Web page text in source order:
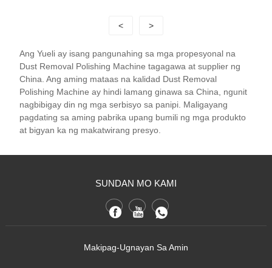
< >
Ang Yueli ay isang pangunahing sa mga propesyonal na
Dust Removal Polishing Machine tagagawa at supplier ng
China. Ang aming mataas na kalidad Dust Removal
Polishing Machine ay hindi lamang ginawa sa China, ngunit
nagbibigay din ng mga serbisyo sa panipi. Maligayang
pagdating sa aming pabrika upang bumili ng mga produkto
at bigyan ka ng makatwirang presyo.
SUNDAN MO KAMI
Makipag-Ugnayan Sa Amin